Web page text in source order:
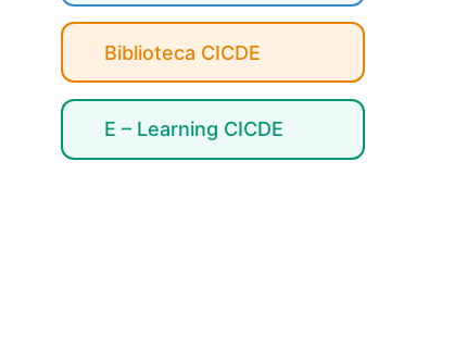
Biblioteca CICDE
E – Learning CICDE